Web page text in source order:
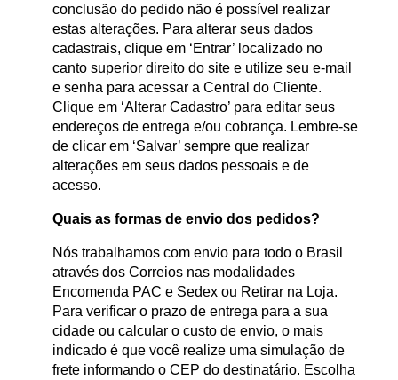
conclusão do pedido não é possível realizar
estas alterações. Para alterar seus dados
cadastrais, clique em ‘Entrar’ localizado no
canto superior direito do site e utilize seu e-mail
e senha para acessar a Central do Cliente.
Clique em ‘Alterar Cadastro’ para editar seus
endereços de entrega e/ou cobrança. Lembre-se
de clicar em ‘Salvar’ sempre que realizar
alterações em seus dados pessoais e de
acesso.
Quais as formas de envio dos pedidos?
Nós trabalhamos com envio para todo o Brasil
através dos Correios nas modalidades
Encomenda PAC e Sedex ou Retirar na Loja.
Para verificar o prazo de entrega para a sua
cidade ou calcular o custo de envio, o mais
indicado é que você realize uma simulação de
frete informando o CEP do destinatário. Escolha